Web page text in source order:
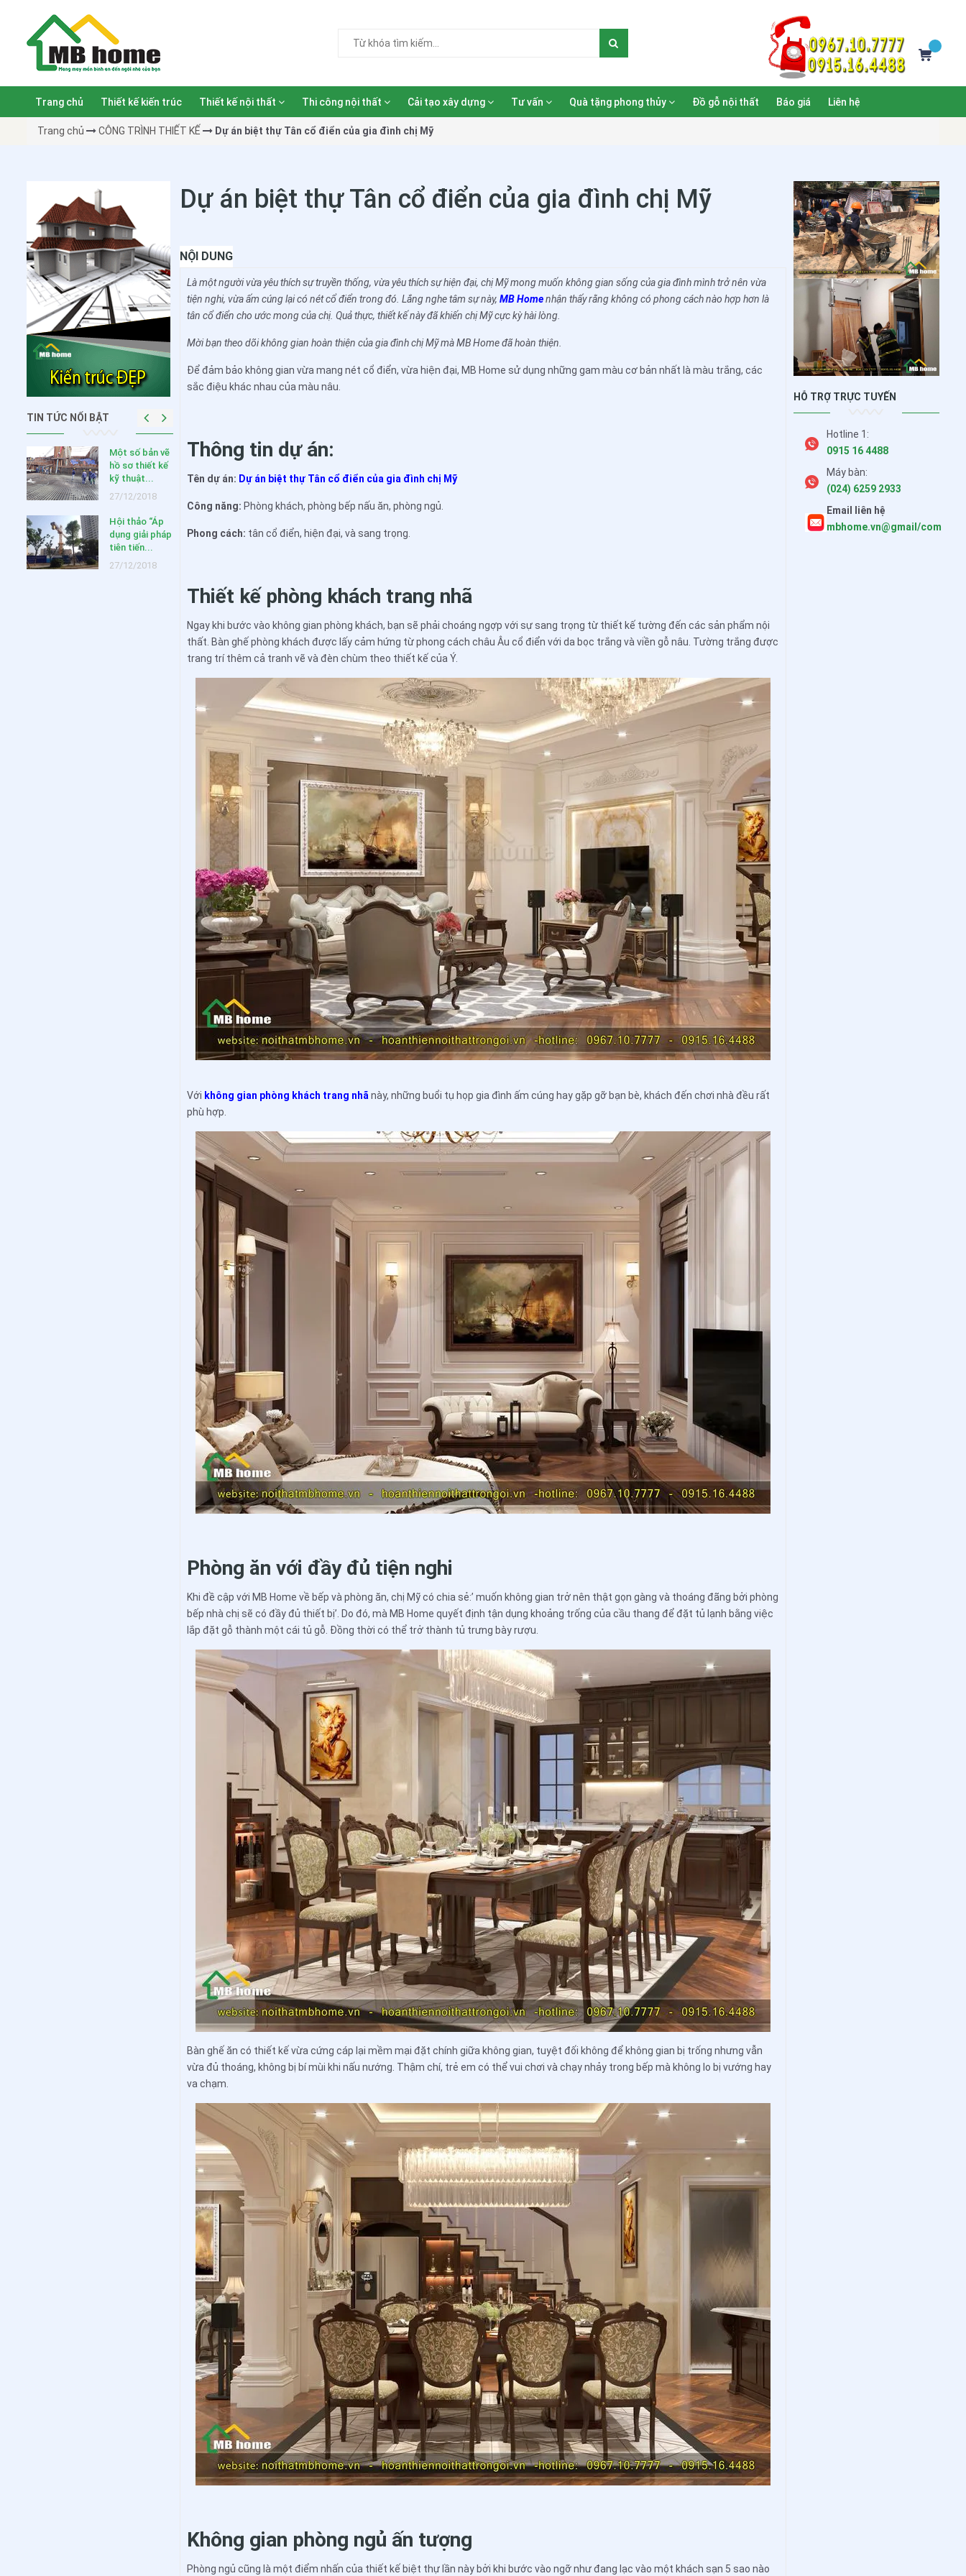
Trang chủ Thiết kế kiến trúc Thiết kế nội thất Thi công nội thất Cải tạo xây dựng Tư vấn Quà tặng phong thủy Đồ gỗ nội thất Báo giá Liên hệ
Trang chủ CÔNG TRÌNH THIẾT KẾ Dự án biệt thự Tân cổ điển của gia đình chị Mỹ
Dự án biệt thự Tân cổ điển của gia đình chị Mỹ
NỘI DUNG
Là một người vừa yêu thích sự truyền thống, vừa yêu thích sự hiện đại, chị Mỹ mong muốn không gian sống của gia đình mình trở nên vừa
tiện nghi, vừa ấm cúng lại có nét cổ điển trong đó. Lắng nghe tâm sự này,MB Homenhận thấy rằng không có phong cách nào hợp hơn là
tân cổ điển cho ước mong của chị. Quả thực, thiết kế này đã khiến chị Mỹ cực kỳ hài lòng.
Mời bạn theo dõi không gian hoàn thiện của gia đình chị Mỹ mà MB Home đã hoàn thiện.
Để đảm bảo không gian vừa mang nét cổ điển, vừa hiện đại, MB Home sử dụng những gam màu cơ bản nhất là màu trắng, các
sắc điệu khác nhau của màu nâu.
Thông tin dự án:
Tên dự án: Dự án biệt thự Tân cổ điển của gia đình chị Mỹ
Công năng: Phòng khách, phòng bếp nấu ăn, phòng ngủ.
Phong cách: tân cổ điển, hiện đại, và sang trọng.
Thiết kế phòng khách trang nhã
Ngay khi bước vào không gian phòng khách, bạn sẽ phải choáng ngợp với sự sang trọng từ thiết kế tường đến các sản phẩm nội
thất. Bàn ghế phòng khách được lấy cảm hứng từ phong cách châu Âu cổ điển với da bọc trắng và viền gỗ nâu. Tường trắng được
trang trí thêm cả tranh vẽ và đèn chùm theo thiết kế của Ý.
Với không gian phòng khách trang nhã này, những buổi tụ họp gia đình ấm cúng hay gặp gỡ bạn bè, khách đến chơi nhà đều rất
phù hợp.
Phòng ăn với đầy đủ tiện nghi
Khi đề cập với MB Home về bếp và phòng ăn, chị Mỹ có chia sẻ:’ muốn không gian trở nên thật gọn gàng và thoáng đãng bởi phòng
bếp nhà chị sẽ có đầy đủ thiết bị’. Do đó, mà MB Home quyết định tận dụng khoảng trống của cầu thang để đặt tủ lạnh bằng việc
lắp đặt gỗ thành một cái tủ gỗ. Đồng thời có thể trở thành tủ trưng bày rượu.
Bàn ghế ăn có thiết kế vừa cứng cáp lại mềm mại đặt chính giữa không gian, tuyệt đối không để không gian bị trống nhưng vẫn
vừa đủ thoáng, không bị bí mùi khi nấu nướng. Thậm chí, trẻ em có thể vui chơi và chạy nhảy trong bếp mà không lo bị vướng hay
va chạm.
Không gian phòng ngủ ấn tượng
Phòng ngủ cũng là một điểm nhấn của thiết kế biệt thự lần này bởi khi bước vào ngỡ như đang lạc vào một khách sạn 5 sao nào
TIN TỨC NỔI BẬT
SIÊU KHUYẾN
MẠI MỪNG
NĂM MỚI 2020
03/02/2020
Những lưu ý
quan trọng khi
Một số bản vẽ
kỹ thuật...
dụng giải pháp
HỖ TRỢ TRỰC TUYẾN
Hotline 1:
0915 16 4488
Máy bàn:
(024) 6259 2933
Email liên hệ
mbhome.vn@gmail/com